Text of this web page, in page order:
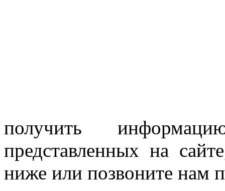
получить
представленных на
ниже или позвоните нам